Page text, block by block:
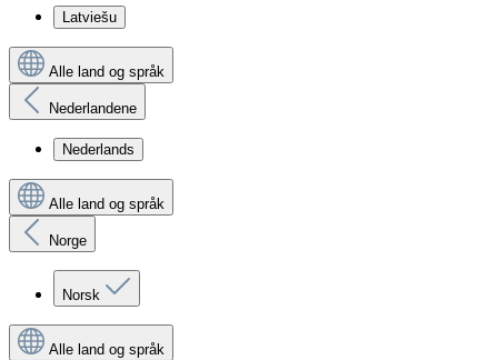
Latviešu
Alle land og språk
Nederlandene
Nederlands
Alle land og språk
Norge
Norsk
Alle land og språk